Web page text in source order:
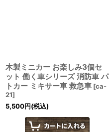
木製ミニカー お楽しみ3個セ
ット 働く車シリーズ 消防車 パ
トカー ミキサー車 救急車 [ca-
21]
5,500円(税込)